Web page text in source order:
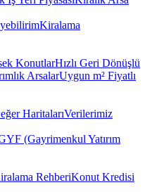
Kiralama
KonutlarHızlı Geri Dönüşlü
ArsalarUygun m² Fiyatlı
HaritalarıVerilerimiz
(Gayrimenkul Yatırım
RehberiKonut Kredisi